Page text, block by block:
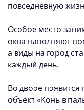
повседневную
Особое место
окна наполняют
а виды на город
каждый день.
Во дворе
объект «Конь в